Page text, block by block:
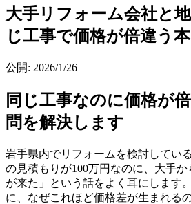
大手リフォーム会社と
じ工事で価格が倍違う
公開: 2026/1/26
同じ工事なのに価格が
問を解決します
岩手県内でリフォームを検討してい
の見積もりが100万円なのに、大手か
が来た」という話をよく耳にします
に、なぜこれほど価格差が生まれる